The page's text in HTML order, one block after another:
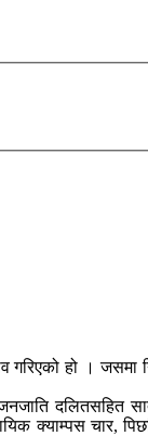
गरिएको हो । जसमा
जनजाति दलितसहित
क्याम्पस चार,